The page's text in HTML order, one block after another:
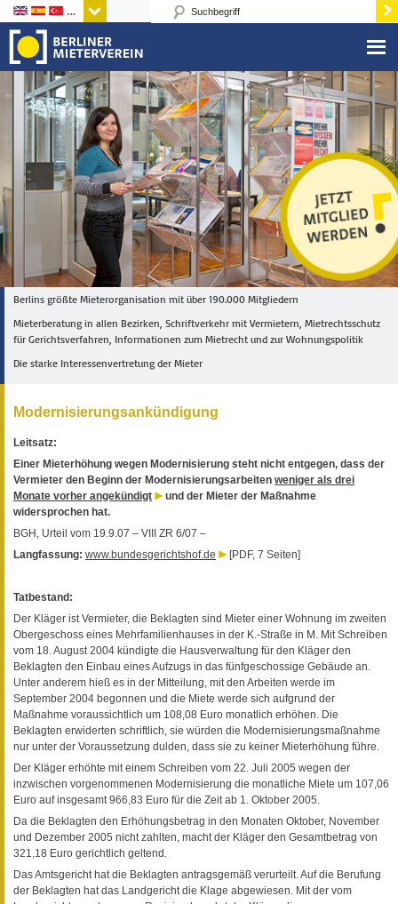
Sprachen
Berlins größte Mieterorganisation mit über 190.000 Mitgliedern
Mieterberatung in allen Bezirken, Schriftverkehr mit Vermietern, Mietrechtsschutz
für Gerichtsverfahren, Informationen zum Mietrecht und zur Wohnungspolitik
Die starke Interessenvertretung der Mieter
Modernisierungsankündigung
Leitsatz:
Einer Mieterhöhung wegen Modernisierung steht nicht entgegen, dass der
Vermieter den Beginn der Modernisierungsarbeiten weniger als drei
Monate vorher angekündigt
und der Mieter der Maßnahme
widersprochen hat.
BGH, Urteil vom 19.9.07 – VIII ZR 6/07 –
Langfassung: www.bundesgerichtshof.de [PDF, 7 Seiten]
Tatbestand:
Der Kläger ist Vermieter, die Beklagten sind Mieter einer Wohnung im zweiten
Obergeschoss eines Mehrfamilienhauses in der K.-Straße in M. Mit Schreiben
vom 18. August 2004 kündigte die Hausverwaltung für den Kläger den
Beklagten den Einbau eines Aufzugs in das fünfgeschossige Gebäude an.
Unter anderem hieß es in der Mitteilung, mit den Arbeiten werde im
September 2004 begonnen und die Miete werde sich aufgrund der
Maßnahme voraussichtlich um 108,08 Euro monatlich erhöhen. Die
Beklagten erwiderten schriftlich, sie würden die Modernisierungsmaßnahme
nur unter der Voraussetzung dulden, dass sie zu keiner Mieterhöhung führe.
Der Kläger erhöhte mit einem Schreiben vom 22. Juli 2005 wegen der
inzwischen vorgenommenen Modernisierung die monatliche Miete um 107,06
Euro auf insgesamt 966,83 Euro für die Zeit ab 1. Oktober 2005.
Da die Beklagten den Erhöhungsbetrag in den Monaten Oktober, November
und Dezember 2005 nicht zahlten, macht der Kläger den Gesamtbetrag von
321,18 Euro gerichtlich geltend.
Das Amtsgericht hat die Beklagten antragsgemäß verurteilt. Auf die Berufung
der Beklagten hat das Landgericht die Klage abgewiesen. Mit der vom